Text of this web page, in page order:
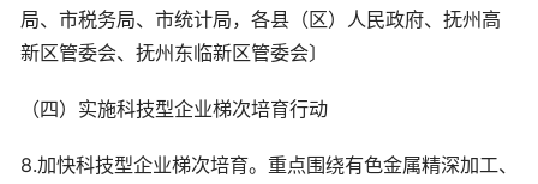
局、市税务局、市统计局，各县（区）人民政府、抚州高
新区管委会、抚州东临新区管委会〕
（四）实施科技型企业梯次培育行动
8.加快科技型企业梯次培育。重点围绕有色金属精深加工、